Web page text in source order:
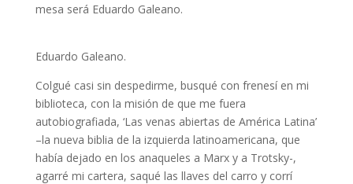
mesa será Eduardo Galeano.
Eduardo Galeano.
Colgué casi sin despedirme, busqué con frenesí en mi
biblioteca, con la misión de que me fuera
autobiografiada, ‘Las venas abiertas de América Latina’
–la nueva biblia de la izquierda latinoamericana, que
había dejado en los anaqueles a Marx y a Trotsky-,
agarré mi cartera, saqué las llaves del carro y corrí